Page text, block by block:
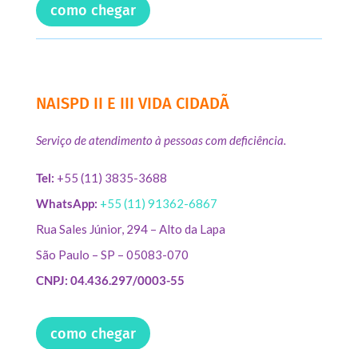
como chegar
NAISPD II E III VIDA CIDADÃ
Serviço de atendimento à pessoas com deficiência.
Tel: +55 (11) 3835-3688
WhatsApp: +55 (11) 91362-6867
Rua Sales Júnior, 294 – Alto da Lapa
São Paulo – SP – 05083-070
CNPJ: 04.436.297/0003-55
como chegar